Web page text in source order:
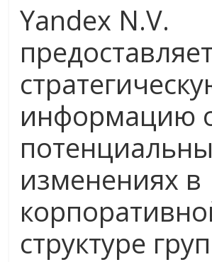
Yandex N.V.
предоставляет
информацию
изменениях в
структуре